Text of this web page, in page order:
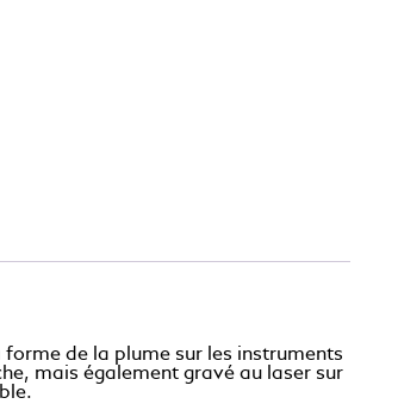
de la plume sur les instruments
mais également gravé au laser sur